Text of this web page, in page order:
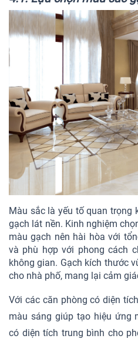
Màu sắc là yếu tố quan trọng
gạch lát nền. Kinh nghiệm
màu gạch nên hài hòa với
và phù hợp với phong cách
không gian. Gạch kích thước
cho nhà phố, mang lại cảm
Với các căn phòng có diện
màu sáng giúp tạo hiệu ứng
có diện tích trung bình cho